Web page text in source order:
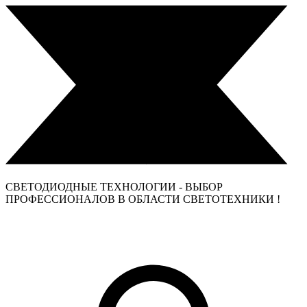
СВЕТОДИОДНЫЕ ТЕХНОЛОГИИ - ВЫБОР
ПРОФЕССИОНАЛОВ В ОБЛАСТИ СВЕТОТЕХНИКИ !